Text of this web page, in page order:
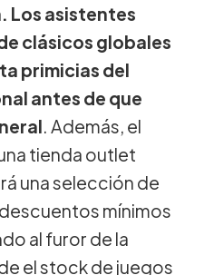
Los asistentes
clásicos globales
primicias del
antes de que
. Además, el
tienda outlet
una selección de
mínimos
al furor de la
el stock de juegos